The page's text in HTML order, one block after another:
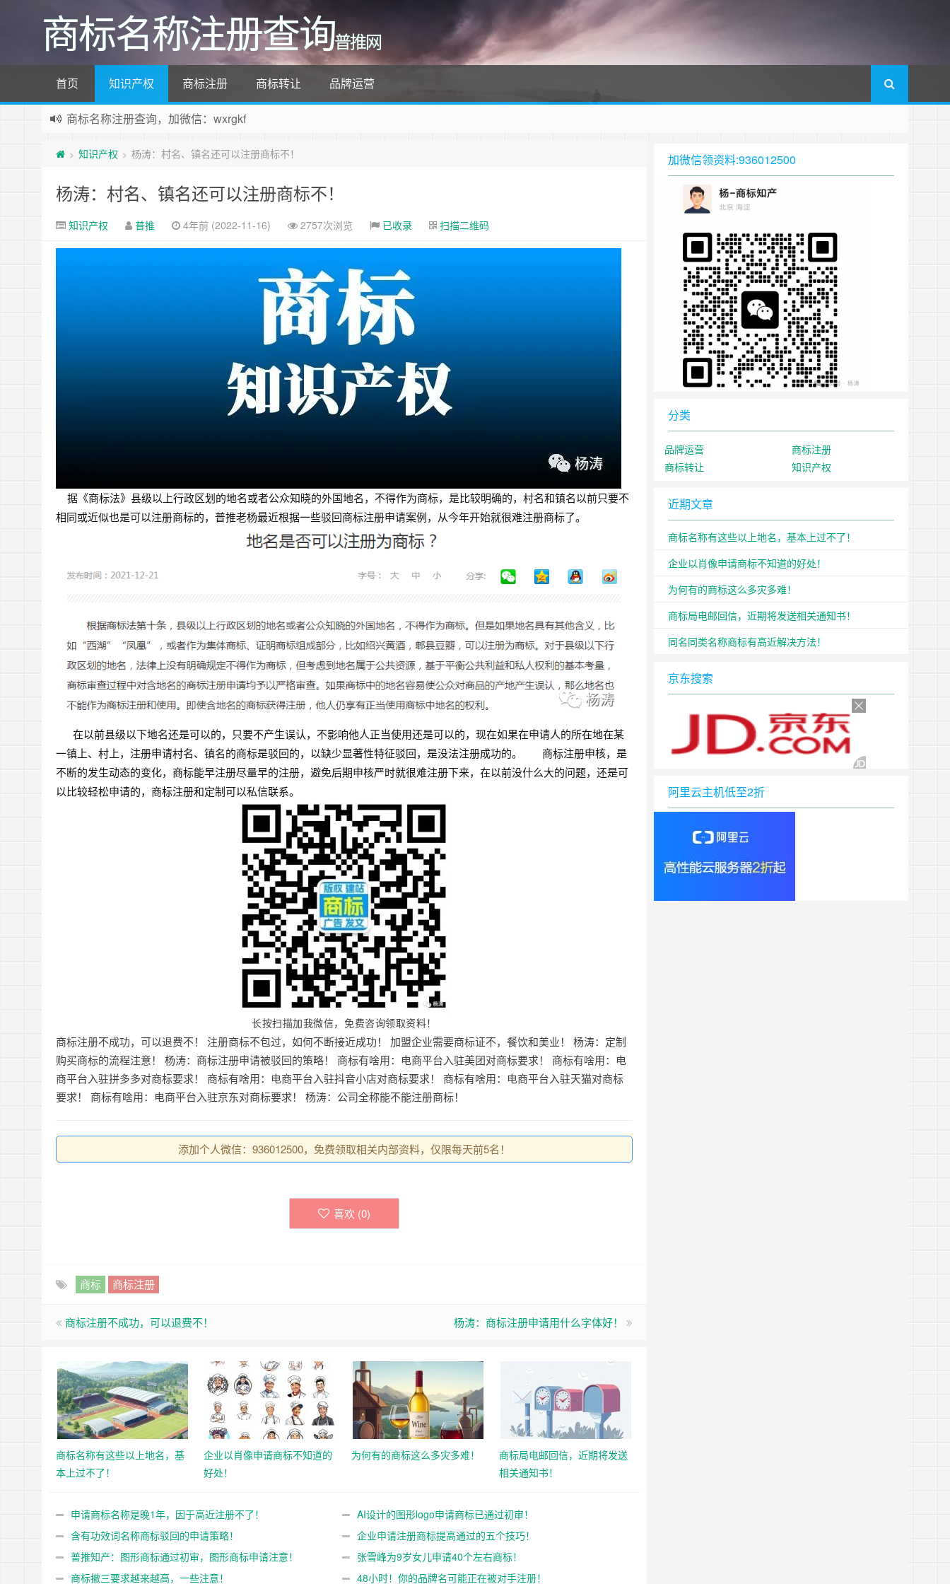
商标名称注册查询普推网
首页 知识产权 商标注册 商标转让 品牌运营
商标名称注册查询，加微信：wxrgkf
> 知识产权 > 杨涛：村名、镇名还可以注册商标不！
杨涛：村名、镇名还可以注册商标不！
知识产权 普推 4年前 (2022-11-16) 2757次浏览 已收录 扫描二维码
据《商标法》县级以上行政区划的地名或者公众知晓的外国地名，不得作为商标，是比较明确的， 村名和镇名以前只要不
相同或近似也是可以注册商标的， 普推老杨最近根据一些驳回商标注册申请案例，从今年开始就很难注册商标了。
在以前县级以下地名还是可以的，只要不产生误认，不影响他人正当使用还是可以的，现在如果在申请人的所在地在某
一镇上、村上，注册申请村名、镇名的商标是驳回的，以缺少显著性特征驳回，是没法注册成功的。
商标注册申核，是
不断的发生动态的变化，商标能早注册尽量早的注册，避免后期申核严时就很难注册下来，在以前没什么大的问题，还是可
以比较轻松申请的，商标注册和定制可以私信联系。
长按扫描加我微信，免费咨询领取资料！
商标注册不成功，可以退费不！ 注册商标不包过，如何不断接近成功！ 加盟企业需要商标证不，餐饮和美业！
杨涛：定制
购买商标的流程注意！
杨涛：商标注册申请被驳回的策略！ 商标有啥用：电商平台入驻美团对商标要求！
商标有啥用：电
商平台入驻拼多多对商标要求！
商标有啥用：电商平台入驻抖音小店对商标要求！
商标有啥用：电商平台入驻天猫对商标
要求！
商标有啥用：电商平台入驻京东对商标要求！ 杨涛：公司全称能不能注册商标！
添加个人微信：936012500，免费领取相关内部资料，仅限每天前5名！
喜欢 (0)
商标 商标注册
商标注册不成功，可以退费不！ 杨涛：商标注册申请用什么字体好！
商标名称有这些以上地名，基
本上过不了！
企业以肖像申请商标不知道的
好处！
为何有的商标这么多灾多难！
商标局电邮回信，近期将发送
相关通知书！
申请商标名称是晚1年，因于高近注册不了！
AI设计的图形logo申请商标已通过初审！
含有功效词名称商标驳回的申请策略！
企业申请注册商标提高通过的五个技巧！
普推知产：图形商标通过初审，图形商标申请注意！
张雪峰为9岁女儿申请40个左右商标！
商标撤三要求越来越高，一些注意！
48小时！你的品牌名可能正在被对手注册！
加微信领资料:936012500
分类
品牌运营
商标注册
商标转让
知识产权
近期文章
商标名称有这些以上地名，基本上过不了！
企业以肖像申请商标不知道的好处！
为何有的商标这么多灾多难！
商标局电邮回信，近期将发送相关通知书！
同名同类名称商标有高近解决方法！
京东搜索
阿里云主机低至2折